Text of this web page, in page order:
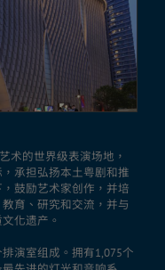
术的世界级表演场地，
承担弘扬本土粤剧和推
鼓励艺术家创作，并培
育、研究和交流，并与
化遗产。
演室组成。拥有1,075个